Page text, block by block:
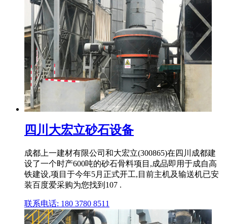
四川大宏立砂石设备
成都上一建材有限公司和大宏立(300865)在四川成都建
设了一个时产600吨的砂石骨料项目,成品即用于成自高
铁建设,项目于今年5月正式开工,目前主机及输送机已安
装百度爱采购为您找到107 .
联系电话: 180 3780 8511